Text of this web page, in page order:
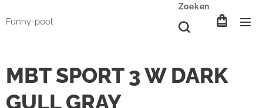
Funny-pool
Zoeken
MBT SPORT 3 W DARK
GULL GRAY